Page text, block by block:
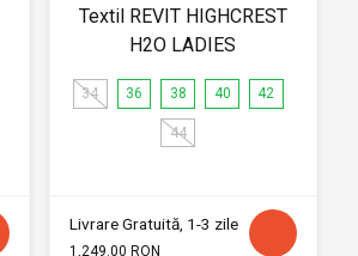
Textil REVIT HIGHCREST
H2O LADIES
34 36 38 40 42
44
Livrare Gratuită, 1-3 zile
1,249.00 RON